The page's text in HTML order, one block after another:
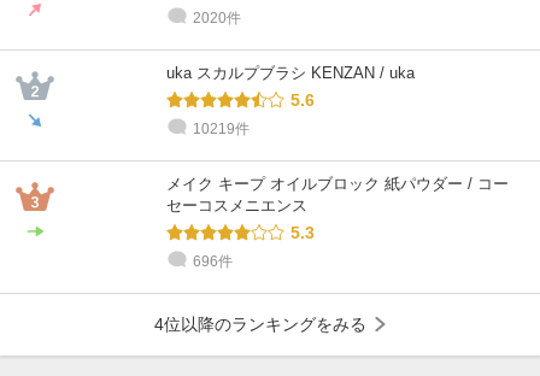
2020件
uka スカルプブラシ KENZAN / uka
5.6
10219件
メイク キープ オイルブロック 紙パウダー / コー
セーコスメニエンス
5.3
696件
4位以降のランキングをみる